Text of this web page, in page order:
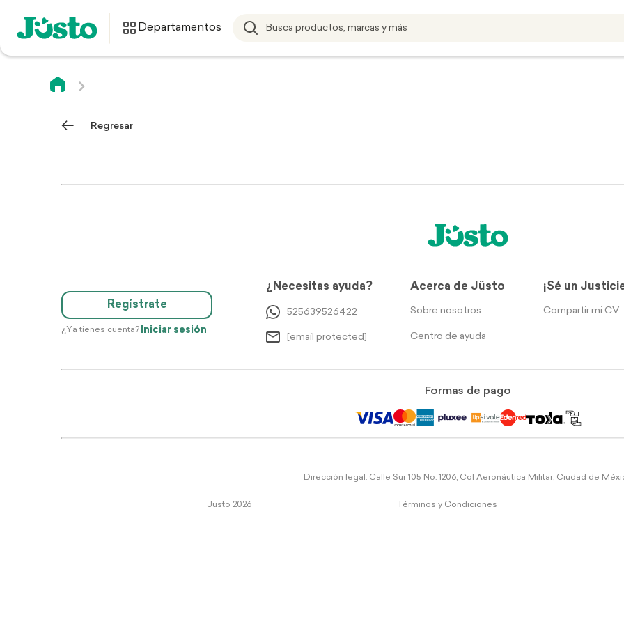
Departamentos
Regresar
Regístrate
¿Ya tienes cuenta? Iniciar sesión
¿Necesitas ayuda?
525639526422
[email protected]
Acerca de Jüsto
Sobre nosotros
Centro de ayuda
¡Sé un
Compartir mi CV
Formas de pago
Dirección legal: Calle Sur 105 No. 1206, Col Aeronáutica Militar, Ciudad de
Justo 2026 Términos y Condiciones